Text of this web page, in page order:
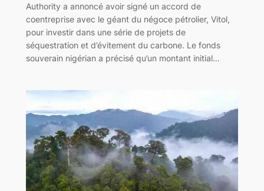
Authority a annoncé avoir signé un accord de
coentreprise avec le géant du négoce pétrolier, Vitol,
pour investir dans une série de projets de
séquestration et d’évitement du carbone. Le fonds
souverain nigérian a précisé qu’un montant initial…